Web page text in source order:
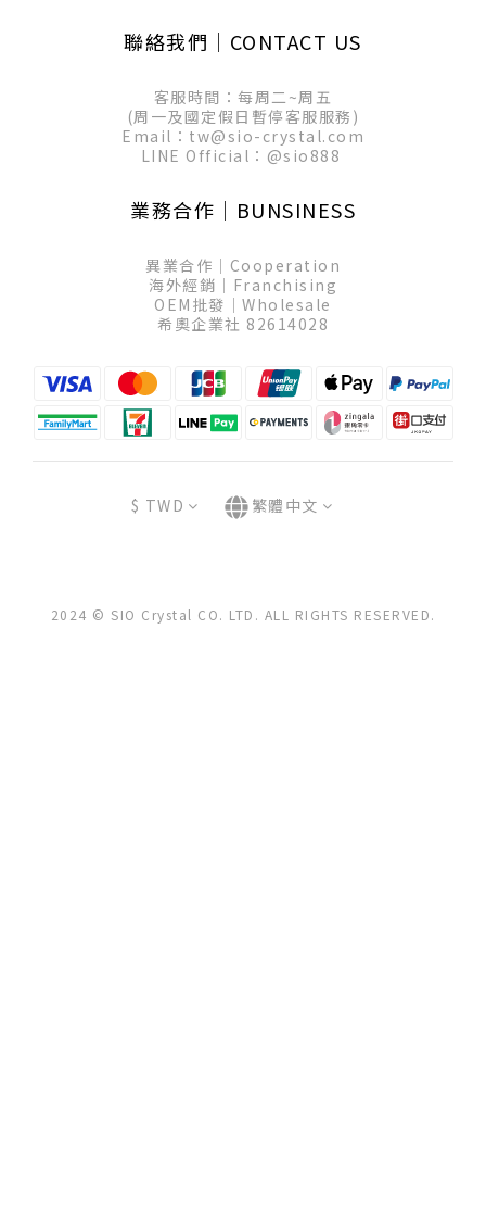
聯絡我們│CONTACT US
客服時間：每周二~周五
(周一及國定假日暫停客服服務)
Email：tw@sio-crystal.com
LINE Official： @sio888
業務合作│BUNSINESS
異業合作│Cooperation
海外經銷│Franchising
OEM批發│Wholesale
希奧企業社 82614028
$ TWD 繁體中文
2024 © SIO Crystal CO. LTD. ALL RIGHTS RESERVED.